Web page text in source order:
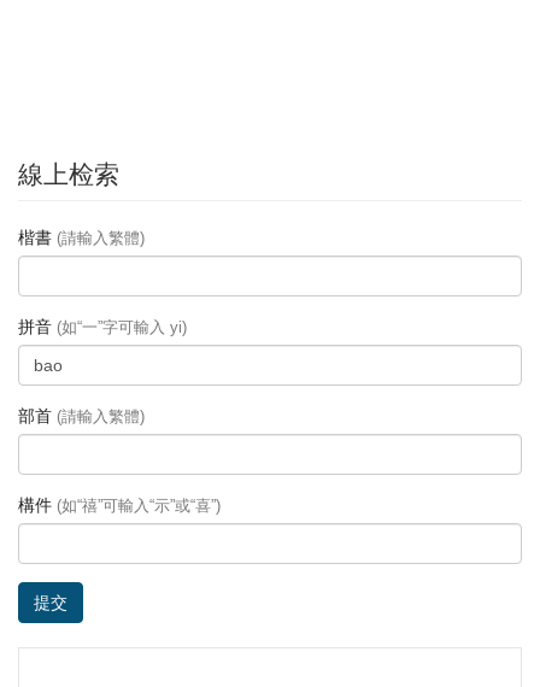
線上检索
楷書 (請輸入繁體)
拼音 (如“一”字可輸入 yi)
部首 (請輸入繁體)
構件 (如“禧”可輸入“示”或“喜”)
提交